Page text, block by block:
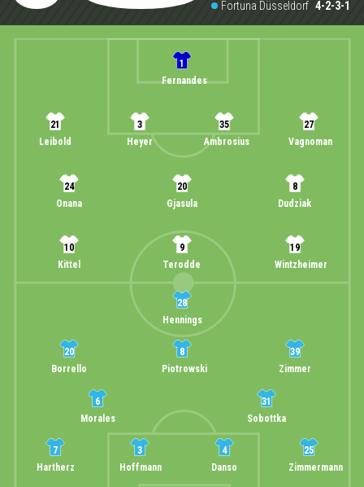
Fortuna Düsseldorf 4-2-3-1
1
Fernandes
27
Vagnoman
35
Ambrosius
3
Heyer
21
Leibold
8
Dudziak
20
Gjasula
24
Onana
19
Wintzheimer
9
Terodde
10
Kittel
28
Hennings
39
Zimmer
8
Piotrowski
20
Borrello
31
Sobottka
6
Morales
25
Zimmermann
4
Danso
3
Hoffmann
7
Hartherz